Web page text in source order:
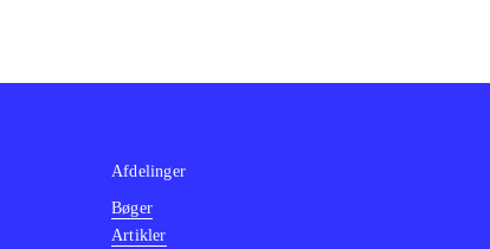
Afdelinger
Bøger
Artikler